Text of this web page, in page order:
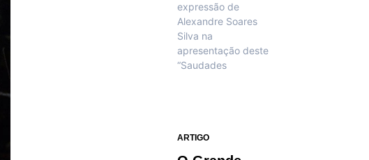
expressão de
Alexandre Soares
Silva na
apresentação deste
“Saudades
ARTIGO